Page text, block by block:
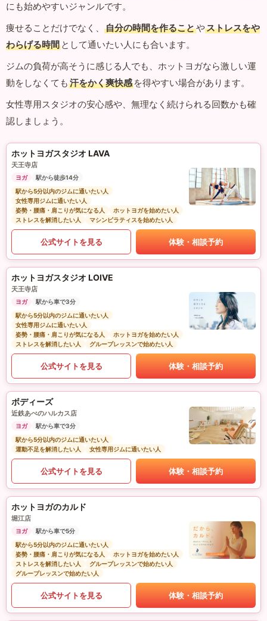
にも始めやすいジャンルです。
痩せることだけでなく、
自分の時間を作ることやストレスをや
わらげる時間 として通いたい人にも合います。
ジムの負荷が高そうに感じる人でも、ホットヨガなら激しい運
動をしなくても 汗をかく爽快感 を得やすい場合があります。
女性専用スタジオの安心感や、無理なく続けられる回数かも確
認しましょう。
ホットヨガスタジオ LAVA
天王寺店
ヨガ
駅から徒歩14分
駅から5分以内のジムに通いたい人
女性専用ジムに通いたい人
姿勢・腰痛・肩こりが気になる人
ホットヨガを始めたい人
ストレスを解消したい人
マシンピラティスを始めたい人
公式サイトを見る 体験・相談予約
ホットヨガスタジオ LOIVE
天王寺店
ヨガ
駅から車で3分
駅から5分以内のジムに通いたい人
女性専用ジムに通いたい人
姿勢・腰痛・肩こりが気になる人
ホットヨガを始めたい人
ストレスを解消したい人
グループレッスンで始めたい人
公式サイトを見る 体験・相談予約
ボディーズ
近鉄あべのハルカス店
ヨガ
駅から車で3分
駅から5分以内のジムに通いたい人
運動不足を解消したい人
女性専用ジムに通いたい人
公式サイトを見る 体験・相談予約
ホットヨガのカルド
堀江店
ヨガ
駅から車で5分
駅から5分以内のジムに通いたい人
姿勢・腰痛・肩こりが気になる人
ホットヨガを始めたい人
ストレスを解消したい人
グループレッスンで始めたい人
グループレッスンで始めたい人
公式サイトを見る 体験・相談予約